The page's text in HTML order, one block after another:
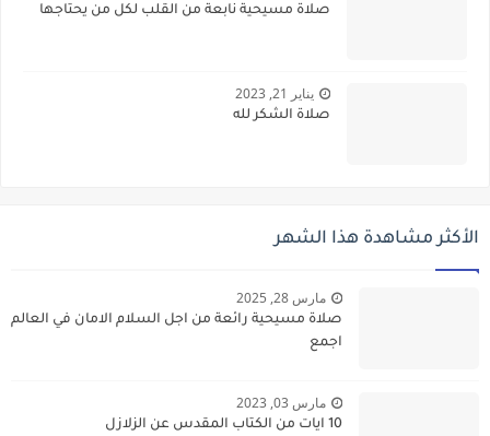
صلاة مسيحية نابعة من القلب لكل من يحتاجها
يناير 21, 2023
صلاة الشكر لله
الأكثر مشاهدة هذا الشهر
مارس 28, 2025
صلاة مسيحية رائعة من اجل السلام الامان في العالم
اجمع
مارس 03, 2023
10 ايات من الكتاب المقدس عن الزلازل